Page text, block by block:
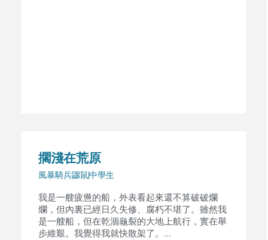
擱淺在荒原
風暴騎兵鼴鼠中學生
我是一艘疲憊的船，外表看起來還不算破破爛
爛，但內裏已經日久失修、腐朽不堪了。雖然我
是一艘船，但在乾涸龜裂的大地上航行，實在舉
步維艱。我覺得我就快散架了。...